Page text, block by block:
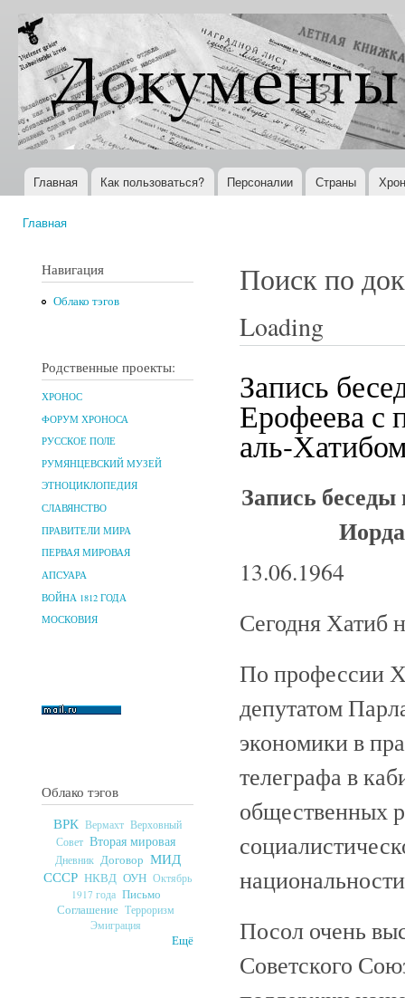
Документы
XX века
Всемирная
история в
Интернете
Главное меню
Главная Как пользоваться? Персоналии Страны
Главная
Навигация
Облако тэгов
Родственные проекты:
ХРОНОС
ФОРУМ ХРОНОСА
РУССКОЕ ПОЛЕ
РУМЯНЦЕВСКИЙ МУЗЕЙ
ЭТНОЦИКЛОПЕДИЯ
СЛАВЯНСТВО
ПРАВИТЕЛИ МИРА
ПЕРВАЯ МИРОВАЯ
АПСУАРА
ВОЙНА 1812 ГОДА
МОСКОВИЯ
Облако тэгов
ВРК Вермахт Верховный
Совет Вторая мировая
Дневник Договор МИД
СССР НКВД ОУН Октябрь
1917 года Письмо
Соглашение Терроризм
Эмиграция
Ещё
Поиск по
Loading
Запись
Ерофеева
аль-
Запись
13.06.1964
Сегодня Хатиб
По профессии
депутатом
экономики в
телеграфа в
общественных
Посол очень
Советского